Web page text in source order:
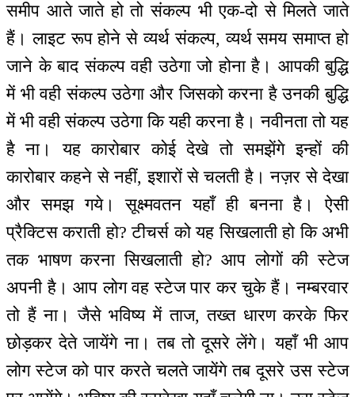
समीप आते जाते हो तो संकल्प भी एक-दो से मिलते जाते
हैं। लाइट रूप होने से व्यर्थ संकल्प, व्यर्थ समय समाप्त हो
जाने के बाद संकल्प वही उठेगा जो होना है। आपकी बुद्धि
में भी वही संकल्प उठेगा और जिसको करना है उनकी बुद्धि
में भी वही संकल्प उठेगा कि यही करना है। नवीनता तो यह
है ना। यह कारोबार कोई देखे तो समझेंगे इन्हों की
कारोबार कहने से नहीं, इशारों से चलती है। नज़र से देखा
और समझ गये। सूक्ष्मवतन यहाँ ही बनना है। ऐसी
प्रैक्टिस कराती हो? टीचर्स को यह सिखलाती हो कि अभी
तक भाषण करना सिखलाती हो? आप लोगों की स्टेज
अपनी है। आप लोग वह स्टेज पार कर चुके हैं। नम्बरवार
तो हैं ना। जैसे भविष्य में ताज, तख्त धारण करके फिर
छोड़कर देते जायेंगे ना। तब तो दूसरे लेंगे। यहाँ भी आप
लोग स्टेज को पार करते चलते जायेंगे तब दूसरे उस स्टेज